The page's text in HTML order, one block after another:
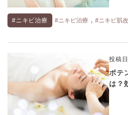
#ニキビ治療 #ニキビ治療 , #ニキビ肌
投稿
ポテ
は？